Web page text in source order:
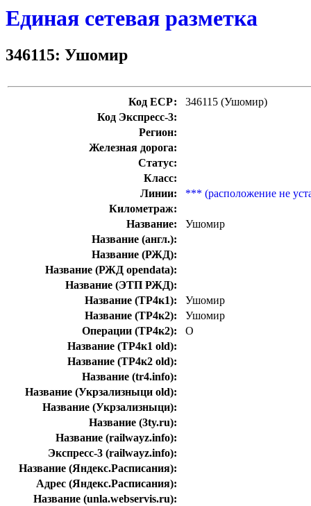
Единая сетевая разметка
346115: Ушомир
Код ЕСР:
346115 (Ушомир)
Код Экспресс-3:
Регион:
Железная дорога:
Статус:
Класс:
Линии:
*** (расположение не
Километраж:
Название:
Ушомир
Название (англ.):
Название (РЖД):
Название (РЖД opendata):
Название (ЭТП РЖД):
Название (ТР4к1):
Ушомир
Название (ТР4к2):
Ушомир
Операции (ТР4к2):
О
Название (ТР4к1 old):
Название (ТР4к2 old):
Название (tr4.info):
Название (Укрзализныци old):
Название (Укрзализныци):
Название (3ty.ru):
Название (railwayz.info):
Экспресс-3 (railwayz.info):
Название (Яндекс.Расписания):
Адрес (Яндекс.Расписания):
Название (unla.webservis.ru):